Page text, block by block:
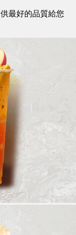
最好的品質給您